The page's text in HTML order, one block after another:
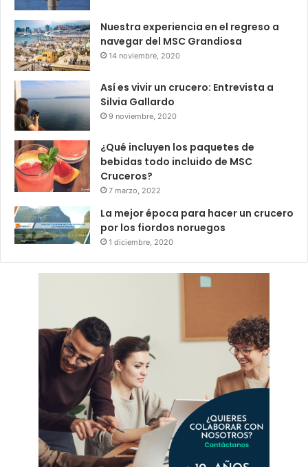
Nuestra experiencia en el regreso a
navegar del MSC Grandiosa
14 noviembre, 2020
Así es vivir un crucero: Entrevista a
Silvia Gallardo
9 noviembre, 2020
¿Qué incluyen los paquetes de
bebidas todo incluido de MSC
Cruceros?
7 marzo, 2022
La mejor época para hacer un crucero
por los fiordos noruegos
1 diciembre, 2020